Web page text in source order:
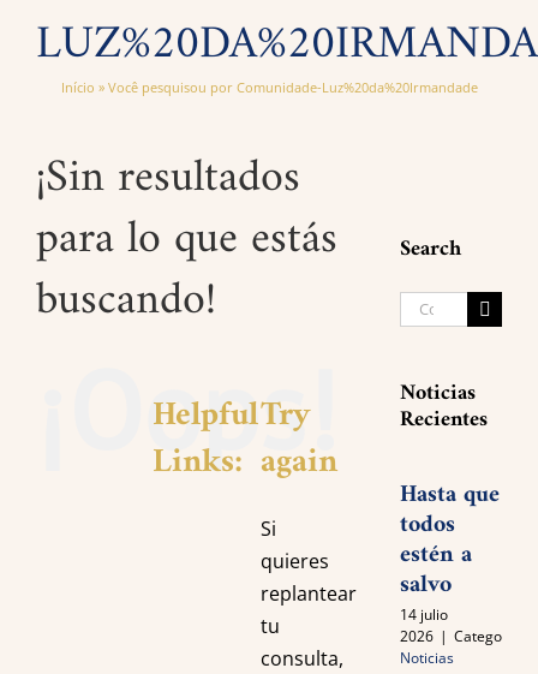
Início » Você pesquisou por Comunidade-Luz%20da%20Irmandade
¡Sin resultados
para lo que estás
buscando!
¡Oops!
Helpful
Links:
Try
again
Si
quieres
replantear
tu
consulta,
Search
Search
Noticias
Recientes
Hasta que
todos
estén a
salvo
14 julio
2026 | Categories:
Noticias